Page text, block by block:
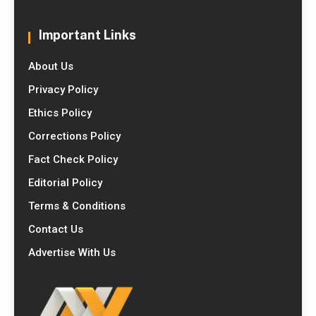
Important Links
About Us
Privacy Policy
Ethics Policy
Corrections Policy
Fact Check Policy
Editorial Policy
Terms & Conditions
Contact Us
Advertise With Us